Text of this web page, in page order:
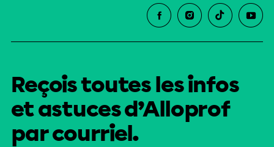
Reçois toutes les infos
et astuces d’Alloprof
par courriel.